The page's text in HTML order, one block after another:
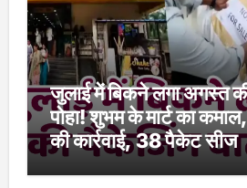
जुलाई में बिकने लगा अगस्त
पोहा! शुभम के मार्ट का
की कार्रवाई, 38 पैकेट सीज